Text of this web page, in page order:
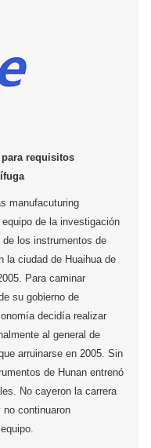
requisitos
manufacuturing
de la investigación
los instrumentos de
la ciudad de Huaihua de
Para caminar
su gobierno de
decidía realizar
al general de
arruinarse en 2005. Sin
de Hunan entrenó
No cayeron la carrera
no continuaron